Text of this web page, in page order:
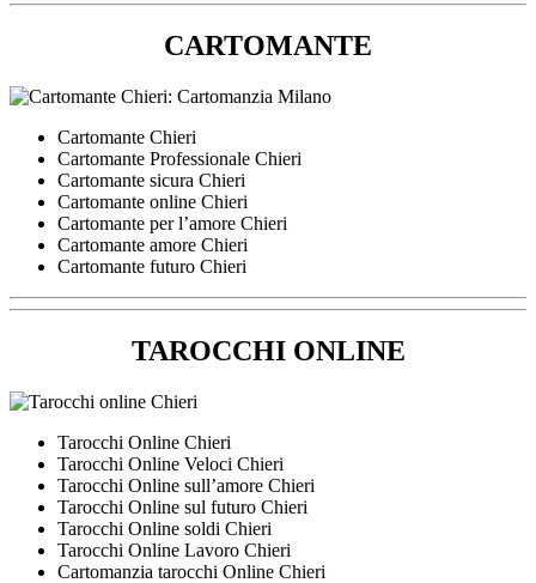
CARTOMANTE
Cartomante Chieri
Cartomante Professionale Chieri
Cartomante sicura Chieri
Cartomante online Chieri
Cartomante per l’amore Chieri
Cartomante amore Chieri
Cartomante futuro Chieri
TAROCCHI ONLINE
Tarocchi Online Chieri
Tarocchi Online Veloci Chieri
Tarocchi Online sull’amore Chieri
Tarocchi Online sul futuro Chieri
Tarocchi Online soldi Chieri
Tarocchi Online Lavoro Chieri
Cartomanzia tarocchi Online Chieri